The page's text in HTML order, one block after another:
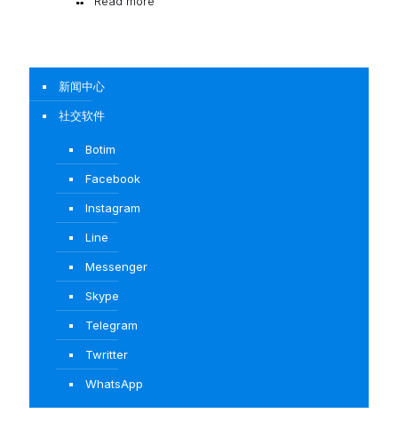
新闻中心
社交软件
Botim
Facebook
Instagram
Line
Messenger
Skype
Telegram
Twritter
WhatsApp